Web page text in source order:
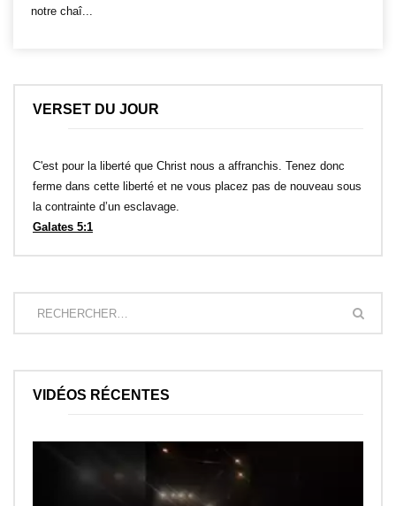
notre chaî...
VERSET DU JOUR
C'est pour la liberté que Christ nous a affranchis. Tenez donc
ferme dans cette liberté et ne vous placez pas de nouveau sous
la contrainte d’un esclavage.
Galates 5:1
VIDÉOS RÉCENTES